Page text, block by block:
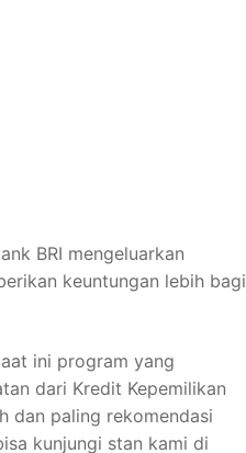
BRI mengeluarkan
keuntungan lebih bagi
ini program yang
dari Kredit Kepemilikan
dan paling rekomendasi
kunjungi stan kami di